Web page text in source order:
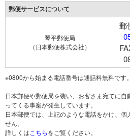
郵便サービスについて
琴平郵便局
（日本郵便株式会社）
郵
※0800から始まる電話番号は通話料無料です。
日本郵便や郵便局を装い、お客さま宛てに
ってくる事案が発生しています。
日本郵便では、上記のような電話をかけ、個
せん。
詳しくは こちらをご覧ください。